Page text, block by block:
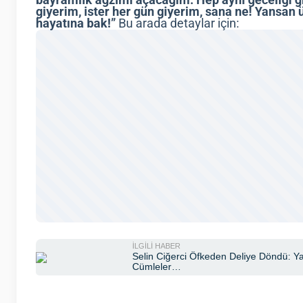
giyerim, ister her gün giyerim, sana ne! Yansan
hayatına bak!” Bu arada detaylar için: